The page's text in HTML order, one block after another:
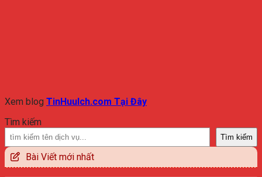
Xem blog TinHuuIch.com Tại Đây
Tìm kiếm
Tìm kiếm
Bài Viết mới nhất